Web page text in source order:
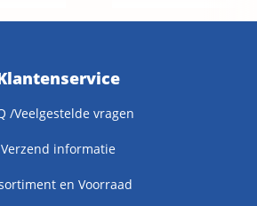
/Veelgestelde vragen
Verzend informatie
en Voorraad